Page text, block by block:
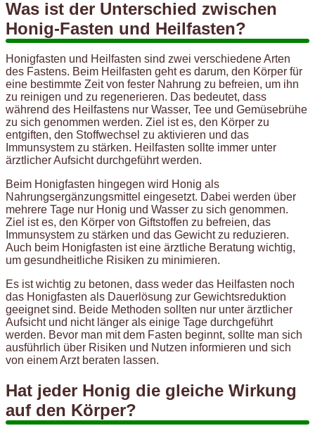
Was ist der Unterschied zwischen
Honig-Fasten und Heilfasten?
Honigfasten und Heilfasten sind zwei verschiedene Arten
des Fastens. Beim Heilfasten geht es darum, den Körper für
eine bestimmte Zeit von fester Nahrung zu befreien, um ihn
zu reinigen und zu regenerieren. Das bedeutet, dass
während des Heilfastens nur Wasser, Tee und Gemüsebrühe
zu sich genommen werden. Ziel ist es, den Körper zu
entgiften, den Stoffwechsel zu aktivieren und das
Immunsystem zu stärken. Heilfasten sollte immer unter
ärztlicher Aufsicht durchgeführt werden.
Beim Honigfasten hingegen wird Honig als
Nahrungsergänzungsmittel eingesetzt. Dabei werden über
mehrere Tage nur Honig und Wasser zu sich genommen.
Ziel ist es, den Körper von Giftstoffen zu befreien, das
Immunsystem zu stärken und das Gewicht zu reduzieren.
Auch beim Honigfasten ist eine ärztliche Beratung wichtig,
um gesundheitliche Risiken zu minimieren.
Es ist wichtig zu betonen, dass weder das Heilfasten noch
das Honigfasten als Dauerlösung zur Gewichtsreduktion
geeignet sind. Beide Methoden sollten nur unter ärztlicher
Aufsicht und nicht länger als einige Tage durchgeführt
werden. Bevor man mit dem Fasten beginnt, sollte man sich
ausführlich über Risiken und Nutzen informieren und sich
von einem Arzt beraten lassen.
Hat jeder Honig die gleiche Wirkung
auf den Körper?